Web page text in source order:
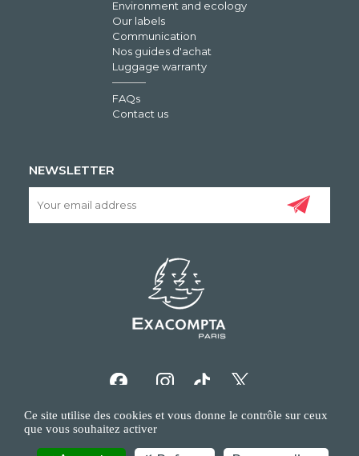
Environment and ecology
Our labels
Communication
Nos guides d'achat
Luggage warranty
FAQs
Contact us
NEWSLETTER
Ce site utilise des cookies et vous donne le contrôle sur ceux
que vous souhaitez activer